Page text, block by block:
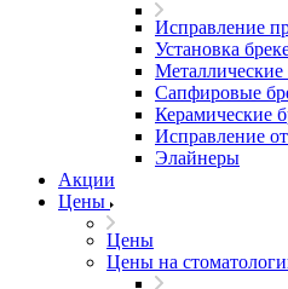
Исправление
Установка
Металлические
Сапфировые
Керамические
Исправление
Элайнеры
Акции
Цены
Цены
Цены на